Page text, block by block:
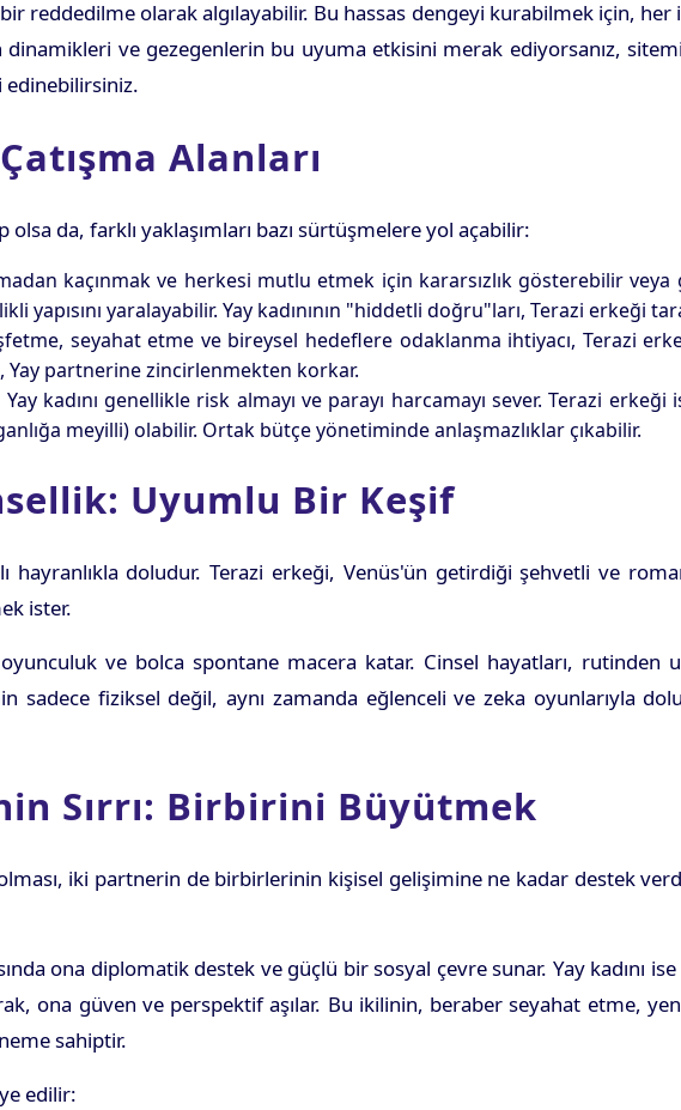
bir reddedilme olarak algılayabilir. Bu hassas dengeyi kurabilmek için,
dinamikleri ve gezegenlerin bu uyuma etkisini merak ediyorsanız,
edinebilirsiniz.
Alanları
da, farklı yaklaşımları bazı sürtüşmelere yol açabilir:
kaçınmak ve herkesi mutlu etmek için kararsızlık gösterebilir veya
yaralayabilir. Yay kadınının "hiddetli doğru"ları, Terazi erkeği
seyahat etme ve bireysel hedeflere odaklanma ihtiyacı, Terazi
Yay partnerine zincirlenmekten korkar.
kadını genellikle risk almayı ve parayı harcamayı sever. Terazi
meyilli) olabilir. Ortak bütçe yönetiminde anlaşmazlıklar çıkabilir.
Uyumlu Bir Keşif
hayranlıkla doludur. Terazi erkeği, Venüs'ün getirdiği şehvetli ve
ister.
ve bolca spontane macera katar. Cinsel hayatları,
sadece fiziksel değil, aynı zamanda eğlenceli ve zeka oyunlarıyla
Sırrı: Birbirini Büyütmek
iki partnerin de birbirlerinin kişisel gelişimine ne kadar destek
ona diplomatik destek ve güçlü bir sosyal çevre sunar. Yay kadını
ona güven ve perspektif aşılar. Bu ikilinin, beraber seyahat
sahiptir.
edilir: